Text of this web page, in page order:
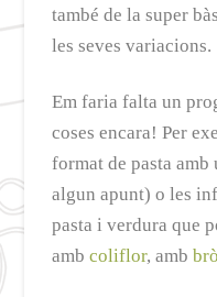
també de la super
les seves variacions.
Em faria falta un
coses encara! Per
format de pasta amb
algun apunt) o les
pasta i verdura que
ambcoliflor, amb